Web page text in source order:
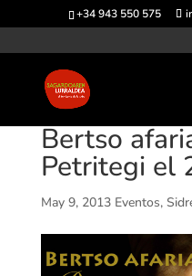
+34 943 550 575
Bertso
Petritegi el
May 9, 2013 Eventos,